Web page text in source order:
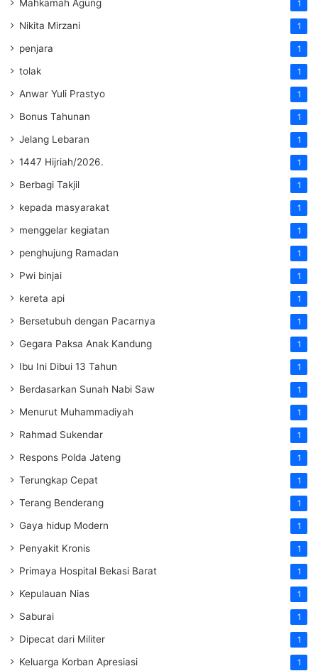
Mahkamah Agung 1
Nikita Mirzani 1
penjara 1
tolak 1
Anwar Yuli Prastyo 1
Bonus Tahunan 1
Jelang Lebaran 1
1447 Hijriah/2026. 1
Berbagi Takjil 1
kepada masyarakat 1
menggelar kegiatan 1
penghujung Ramadan 1
Pwi binjai 1
kereta api 1
Bersetubuh dengan Pacarnya 1
Gegara Paksa Anak Kandung 1
Ibu Ini Dibui 13 Tahun 1
Berdasarkan Sunah Nabi Saw 1
Menurut Muhammadiyah 1
Rahmad Sukendar 1
Respons Polda Jateng 1
Terungkap Cepat 1
Terang Benderang 1
Gaya hidup Modern 1
Penyakit Kronis 1
Primaya Hospital Bekasi Barat 1
Kepulauan Nias 1
Saburai 1
Dipecat dari Militer 1
Keluarga Korban Apresiasi 1